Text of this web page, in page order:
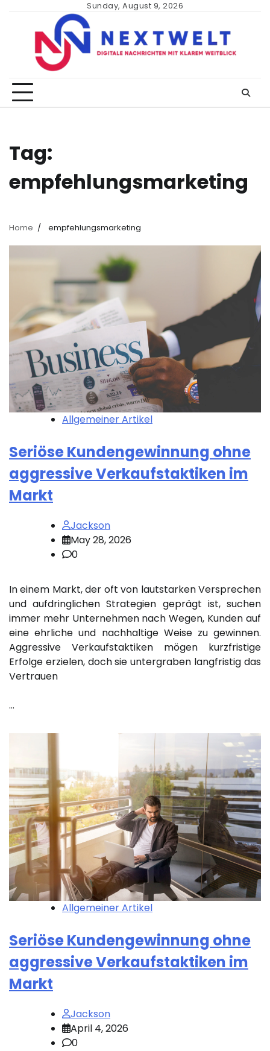
content
Sunday, August 9, 2026
Tag:
empfehlungsmarketing
Home empfehlungsmarketing
Allgemeiner Artikel
Seriöse Kundengewinnung ohne
aggressive Verkaufstaktiken im
Markt
Jackson
May 28, 2026
0
In einem Markt, der oft von lautstarken Versprechen
und aufdringlichen Strategien geprägt ist, suchen
immer mehr Unternehmen nach Wegen, Kunden auf
eine ehrliche und nachhaltige Weise zu gewinnen.
Aggressive Verkaufstaktiken mögen kurzfristige
Erfolge erzielen, doch sie untergraben langfristig das
Vertrauen
…
Allgemeiner Artikel
Seriöse Kundengewinnung ohne
aggressive Verkaufstaktiken im
Markt
Jackson
April 4, 2026
0